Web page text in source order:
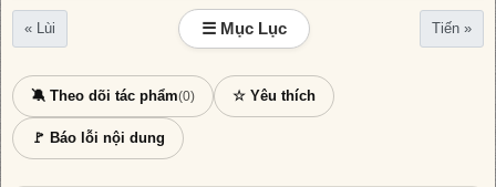
« Lùi ☰ Mục Lục Tiến »
🔕 Theo dõi tác phẩm(0) ☆ Yêu thích
🚩 Báo lỗi nội dung